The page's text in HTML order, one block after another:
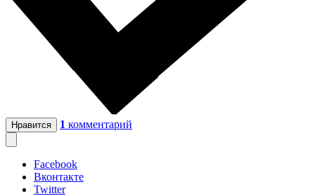
Нравится 1 комментарий
Facebook
Вконтакте
Twitter